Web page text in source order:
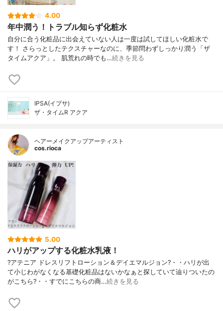
4.00
年中潤う！トラブル知らず化粧水
自分に合う化粧品に出会えていない人は一度は試してほしい化粧水で
す！ さらっとしたテクスチャーなのに、季節問わずしっかり潤う「ザ
タイムアクア」。 肌荒れの時でも…続きを見る
IPSA(イプサ)
ザ・タイムR アクア
ヘアーメイクアップアーティスト
cos.rioca
5.00
ハリがアップする化粧水乳液！
?アテニア ドレスリフトローション＆デイエマルジョン?・・ハリが出
て小じわがなくなる基礎化粧品はないかなぁと探していて辿りついたの
がこちら?・・すでにこちらの商…続きを見る